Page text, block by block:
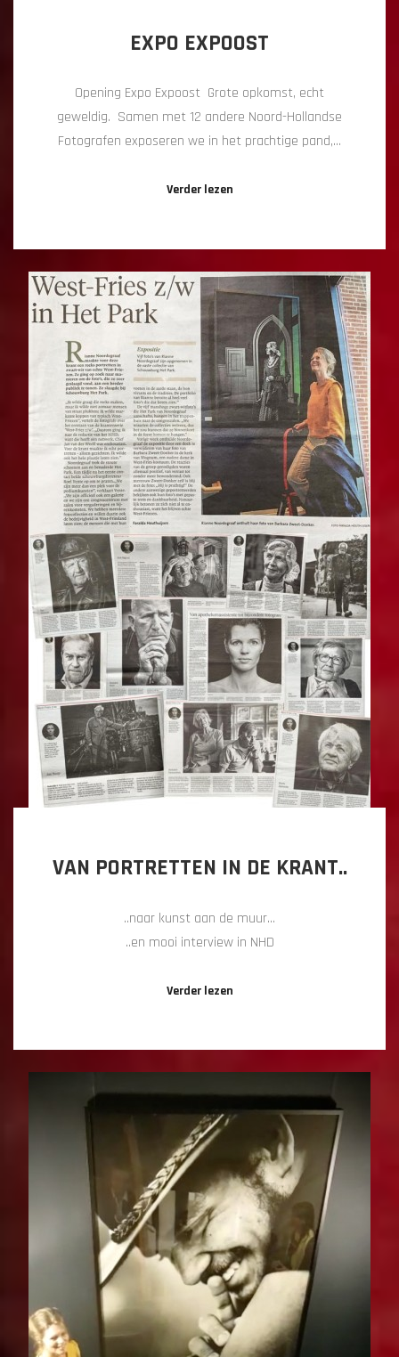
EXPO EXPOOST
Opening Expo Expoost Grote opkomst, echt
geweldig. Samen met 12 andere Noord-Hollandse
Fotografen exposeren we in het prachtige pand,…
Verder lezen
VAN PORTRETTEN IN DE KRANT..
..naar kunst aan de muur…
..en mooi interview in NHD
Verder lezen